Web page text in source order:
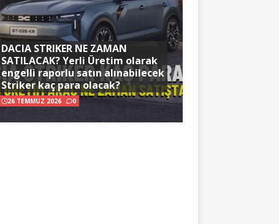
DACIA STRIKER NE ZAMAN
SATILACAK? Yerli Üretim olarak
engelli raporlu satın alınabilecek
Striker kaç para olacak?
26 TEMMUZ 2026 0